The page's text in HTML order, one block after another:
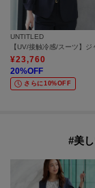
UNTITLED
¥23,760
20%OFF
さらに10%OFF
#美